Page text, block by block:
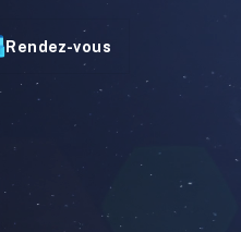
Rendez-vous